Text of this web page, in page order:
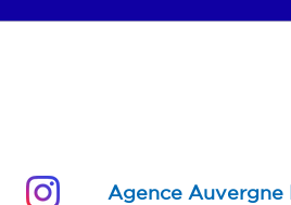
Poder de
Agence Auvergne